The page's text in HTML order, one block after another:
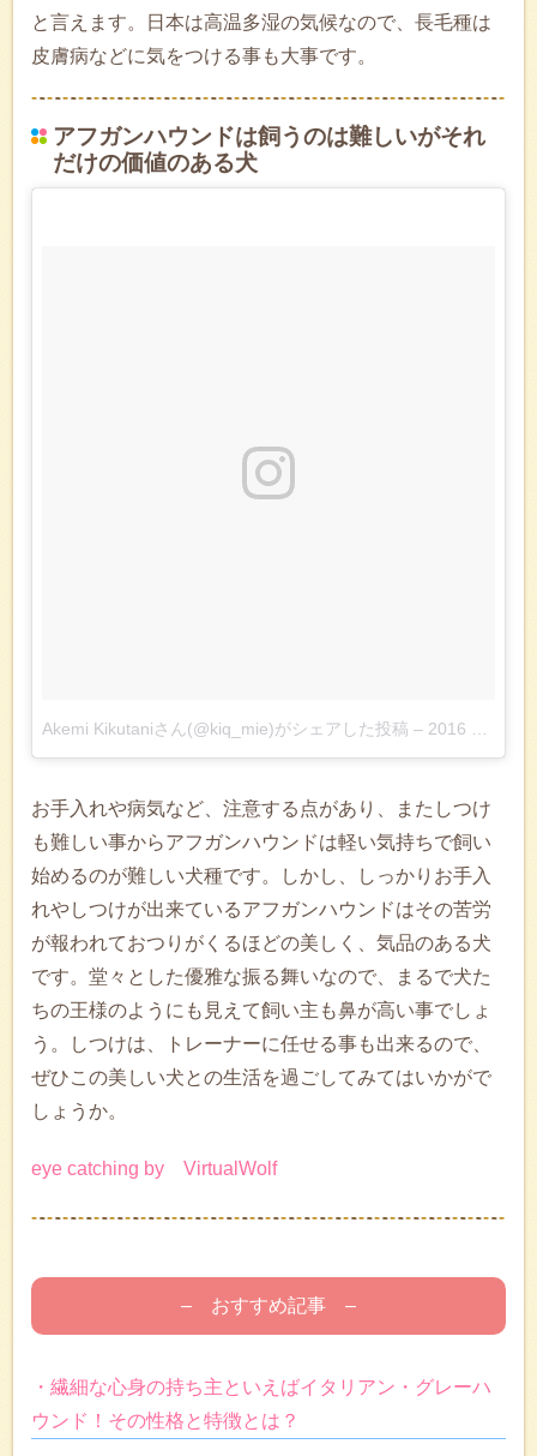
と言えます。日本は高温多湿の気候なので、長毛種は
皮膚病などに気をつける事も大事です。
アフガンハウンドは飼うのは難しいがそれ
だけの価値のある犬
Akemi Kikutaniさん(@kiq_mie)がシェアした投稿 – 2016 12月 27 5:03午後 PST
お手入れや病気など、注意する点があり、またしつけ
も難しい事からアフガンハウンドは軽い気持ちで飼い
始めるのが難しい犬種です。しかし、しっかりお手入
れやしつけが出来ているアフガンハウンドはその苦労
が報われておつりがくるほどの美しく、気品のある犬
です。堂々とした優雅な振る舞いなので、まるで犬た
ちの王様のようにも見えて飼い主も鼻が高い事でしょ
う。しつけは、トレーナーに任せる事も出来るので、
ぜひこの美しい犬との生活を過ごしてみてはいかがで
しょうか。
eye catching by VirtualWolf
– おすすめ記事 –
・繊細な心身の持ち主といえばイタリアン・グレーハ
ウンド！その性格と特徴とは？